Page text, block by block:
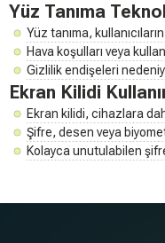
Yüz Tanıma
Yüz tanıma,
Hava koşulları veya
Gizlilik endişeleri
Ekran Kilidi
Ekran kilidi, cihazlara
Şifre, desen veya
Kolayca unutulabilen